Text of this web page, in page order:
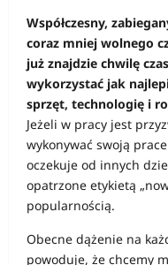
Współczesny,
coraz mniej wolnego
już znajdzie chwilę
wykorzystać jak
sprzęt, technologię i
Jeżeli w pracy jest
wykonywać swoją
oczekuje od innych
opatrzone etykietą
popularnością.
Obecne dążenie na
powoduje, że chcemy